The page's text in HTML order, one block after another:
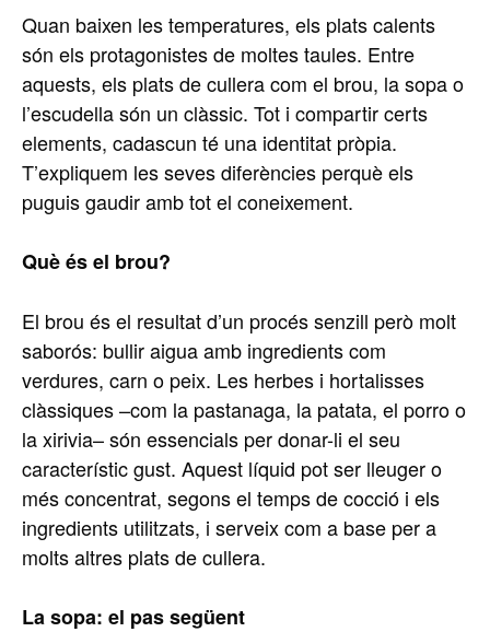
Quan baixen les temperatures, els plats calents
són els protagonistes de moltes taules. Entre
aquests, els plats de cullera com el brou, la sopa o
l’escudella són un clàssic. Tot i compartir certs
elements, cadascun té una identitat pròpia.
T’expliquem les seves diferències perquè els
puguis gaudir amb tot el coneixement.
Què és el brou?
El brou és el resultat d’un procés senzill però molt
saborós: bullir aigua amb ingredients com
verdures, carn o peix. Les herbes i hortalisses
clàssiques –com la pastanaga, la patata, el porro o
la xirivia– són essencials per donar-li el seu
característic gust. Aquest líquid pot ser lleuger o
més concentrat, segons el temps de cocció i els
ingredients utilitzats, i serveix com a base per a
molts altres plats de cullera.
La sopa: el pas següent